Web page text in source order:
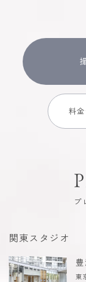
料
プ
関東スタジオ
東